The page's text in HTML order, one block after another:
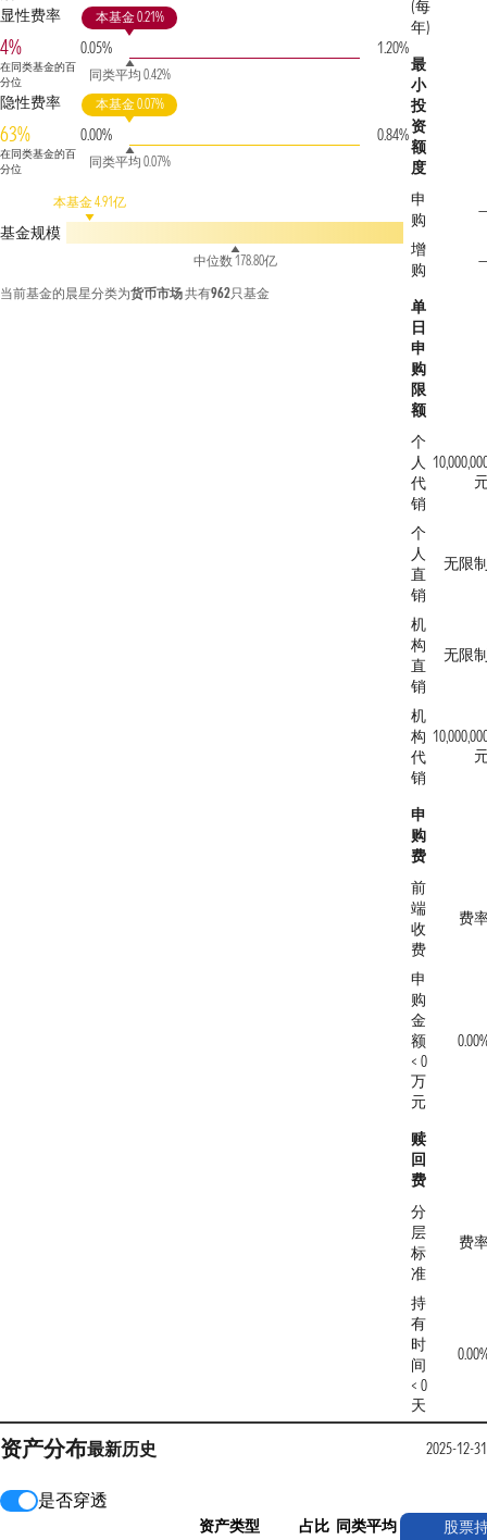
显性费率
4%
在同类基金的百
分位
0.05%
本基金 0.21%
同类平均 0.42%
1.20%
隐性费率
63%
在同类基金的百
分位
0.00%
本基金 0.07%
同类平均 0.07%
0.84%
基金规模
本基金 4.91亿
中位数 178.80亿
当前基金的晨星分类为货币市场共有962只基金
(每
年)
最
小
投
资
额
度
申
购
增
购
单
日
申
购
限
额
个
人
代
销
个
人
直
销
无限
机
构
直
销
无限
机
构
代
销
申
购
费
前
端
收
费
费
申
购
金
额
< 0
万
元
赎
回
费
分
层
标
准
费
持
有
时
间
< 0
天
资产分布最新历史 2025-12-31
是否穿透
资产类型 占比 同类平均
股票